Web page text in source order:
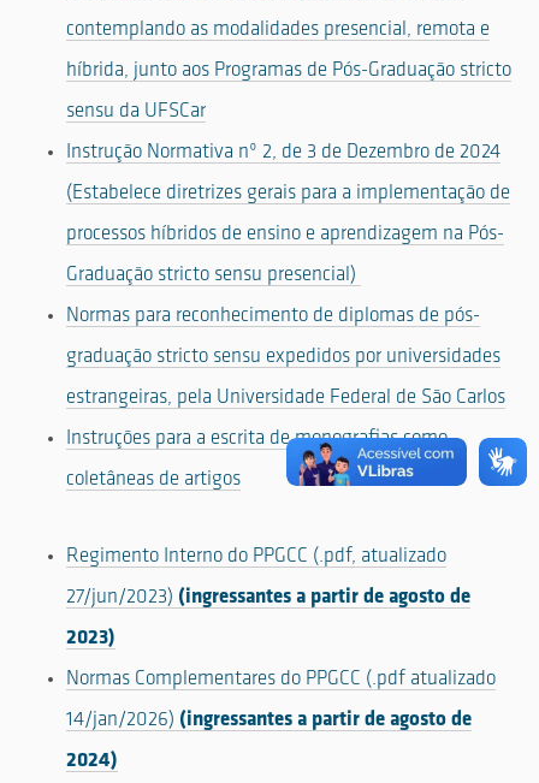
contemplando as modalidades presencial, remota e
híbrida, junto aos Programas de Pós-Graduação stricto
sensu da UFSCar
Instrução Normativa nº 2, de 3 de Dezembro de 2024
(Estabelece diretrizes gerais para a implementação de
processos híbridos de ensino e aprendizagem na Pós-
Graduação stricto sensu presencial)
Normas para reconhecimento de diplomas de pós-
graduação stricto sensu expedidos por universidades
estrangeiras, pela Universidade Federal de São Carlos
Instruções para a escrita de monografias como
coletâneas de artigos
Regimento Interno do PPGCC (.pdf, atualizado
27/jun/2023) (ingressantes a partir de agosto de
2023)
Normas Complementares do PPGCC (.pdf atualizado
14/jan/2026) (ingressantes a partir de agosto de
2024)